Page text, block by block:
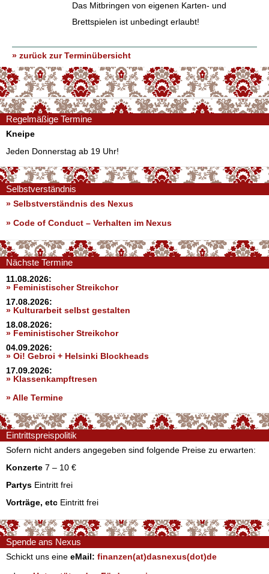
Das Mitbringen von eigenen Karten- und
Brettspielen ist unbedingt erlaubt!
» zurück zur Terminübersicht
Regelmäßige Termine
Kneipe
Jeden Donnerstag ab 19 Uhr!
Selbstverständnis
» Selbstverständnis des Nexus
» Code of Conduct – Verhalten im Nexus
Nächste Termine
11.08.2026:
» Feministischer Streikchor
17.08.2026:
» Kulturarbeit selbst gestalten
18.08.2026:
» Feministischer Streikchor
04.09.2026:
» Oi! Gebroi + Helsinki Blockheads
17.09.2026:
» Klassenkampftresen
» Alle Termine
Eintrittspreispolitik
Sofern nicht anders angegeben sind folgende Preise zu erwarten:
Konzerte 7 – 10 €
Partys Eintritt frei
Vorträge, etc Eintritt frei
Spende ans Nexus
Schickt uns eine eMail: finanzen(at)dasnexus(dot)de